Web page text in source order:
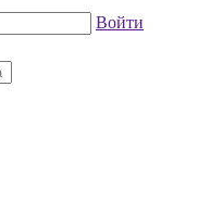
Войти